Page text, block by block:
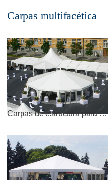
Carpas multifacética
Carpas de estructura para exteriores para bodas, eventos y fiestas de lujo, carpas grandes de múltiples lados